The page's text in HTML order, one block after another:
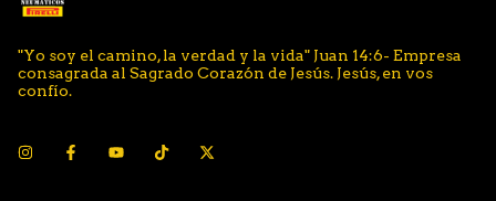
"Yo soy el camino, la verdad y la vida" Juan 14:6- Empresa
consagrada al Sagrado Corazón de Jesús. Jesús, en vos
confío.